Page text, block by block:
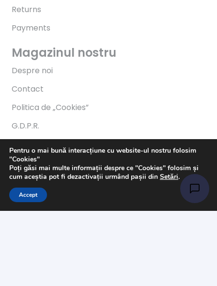
Returns
Payments
Magazinul nostru
Despre noi
Contact
Politica de „Cookies”
G.D.P.R.
Program
Luni-Vineri: 11:00 – 21:00
Sâmbătă: 11:00 – 14:00
Pentru o mai bună interacțiune cu website-ul nostru folosim
"Cookies"
Poți găsi mai multe informații despre ce "Cookies" folosim și
cum aceștia pot fi dezactivații urmând pașii din Setări.
Accept